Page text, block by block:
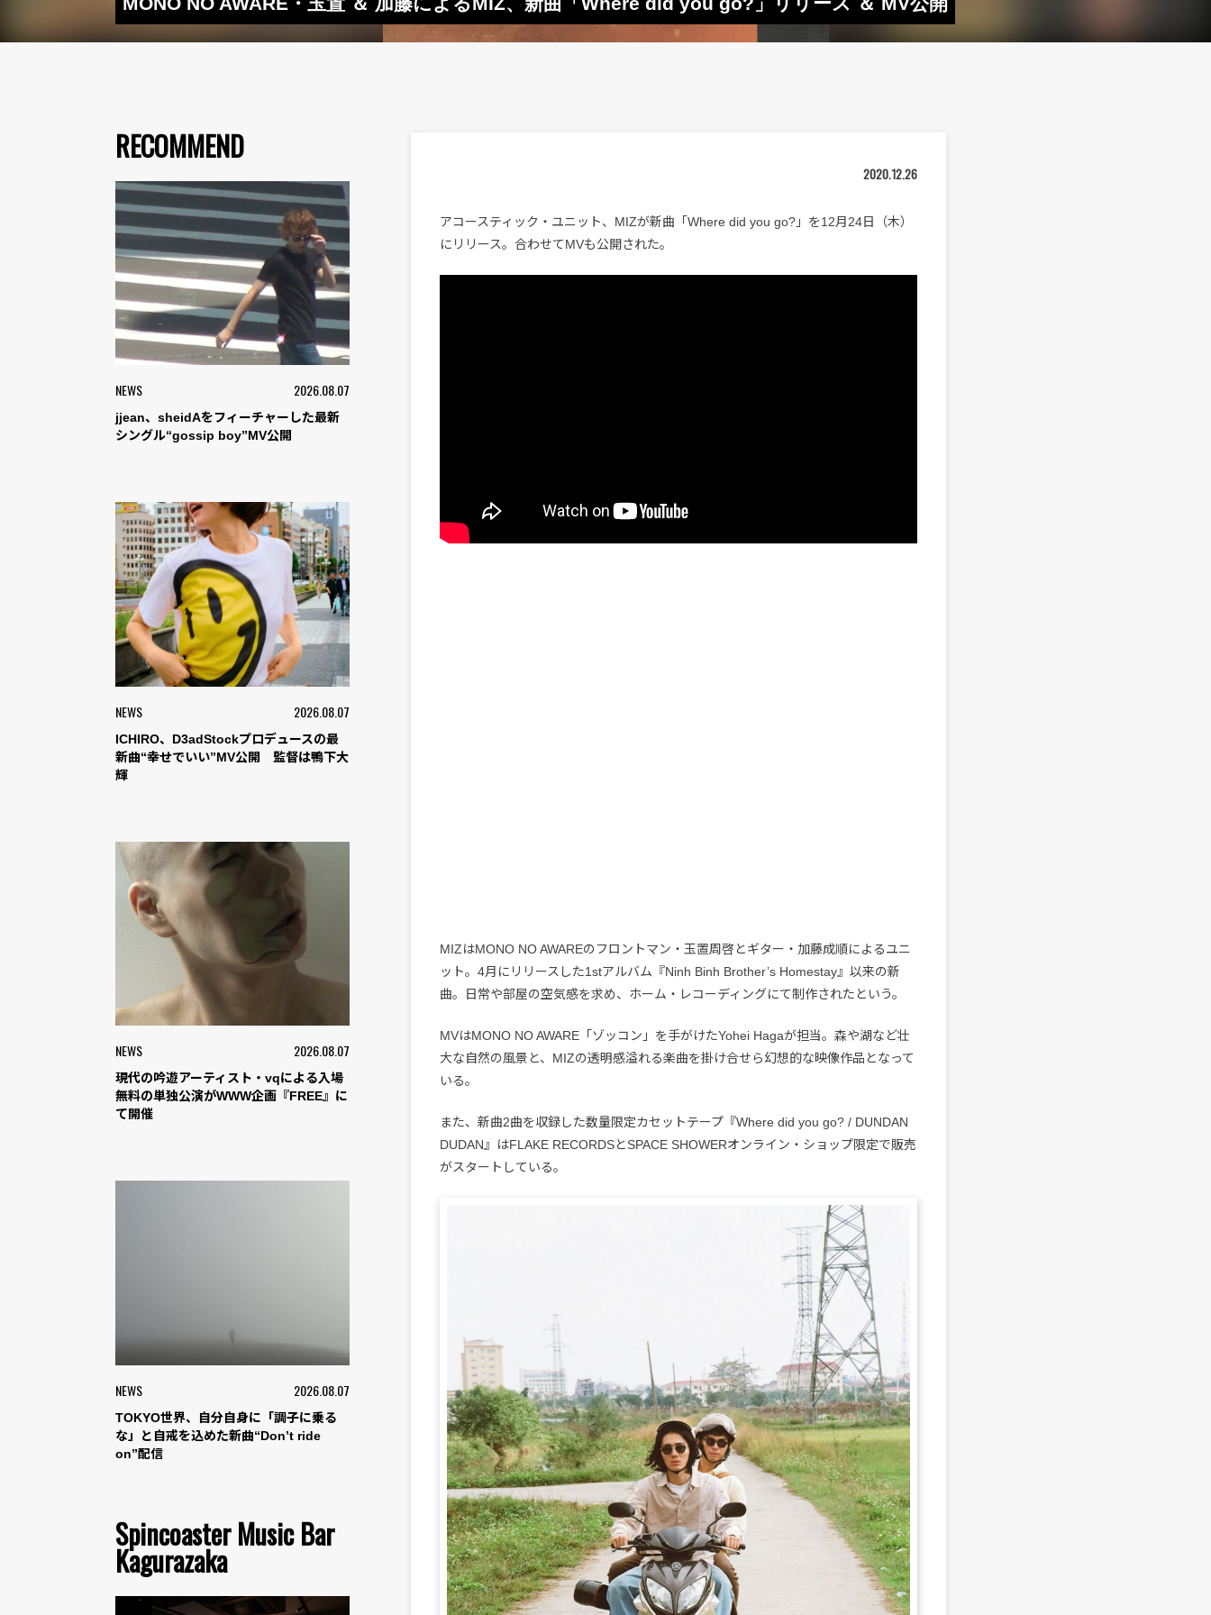
RECOMMEND
NEWS 2026.08.07
jjean、sheidAをフィーチャーした最新
シングル“gossip boy”MV公開
NEWS 2026.08.07
ICHIRO、D3adStockプロデュースの最
新曲“幸せでいい”MV公開 監督は鴨下大
輝
NEWS 2026.08.07
現代の吟遊アーティスト・vqによる入場
無料の単独公演がWWW企画『FREE』に
て開催
NEWS 2026.08.07
TOKYO世界、自分自身に「調子に乗る
な」と自戒を込めた新曲“Don’t ride
on”配信
Spincoaster Music Bar
Kagurazaka
2020.12.26
アコースティック・ユニット、MIZが新曲「Where did you go?」を12月24日（木）
にリリース。合わせてMVも公開された。
MIZはMONO NO AWAREのフロントマン・玉置周啓とギター・加藤成順によるユニ
ット。4月にリリースした1stアルバム『Ninh Binh Brother’s Homestay』以来の新
曲。日常や部屋の空気感を求め、ホーム・レコーディングにて制作されたという。
MVはMONO NO AWARE「ゾッコン」を手がけたYohei Hagaが担当。森や湖など壮
大な自然の風景と、MIZの透明感溢れる楽曲を掛け合せら幻想的な映像作品となって
いる。
また、新曲2曲を収録した数量限定カセットテープ『Where did you go? / DUNDAN
DUDAN』はFLAKE RECORDSとSPACE SHOWERオンライン・ショップ限定で販売
がスタートしている。